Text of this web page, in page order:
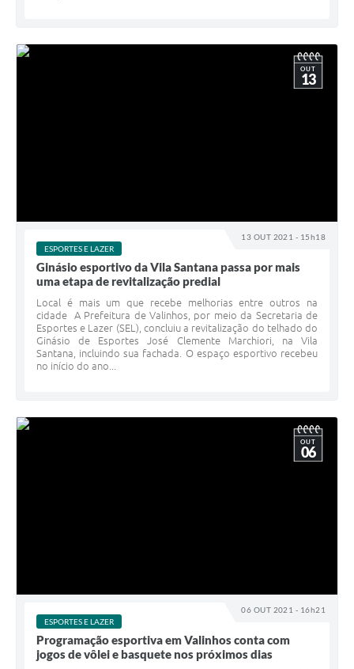
13 OUT 2021 - 15h18
OUT
13
ESPORTES E LAZER
Ginásio esportivo da Vila Santana passa por mais
uma etapa de revitalização predial
Local é mais um que recebe melhorias entre outros na
cidade A Prefeitura de Valinhos, por meio da Secretaria de
Esportes e Lazer (SEL), concluiu a revitalização do telhado do
Ginásio de Esportes José Clemente Marchiori, na Vila
Santana, incluindo sua fachada. O espaço esportivo recebeu
no início do ano...
06 OUT 2021 - 16h21
OUT
06
ESPORTES E LAZER
Programação esportiva em Valinhos conta com
jogos de vôlei e basquete nos próximos dias